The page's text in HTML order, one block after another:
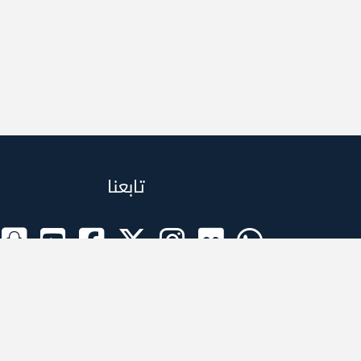
تابعنا